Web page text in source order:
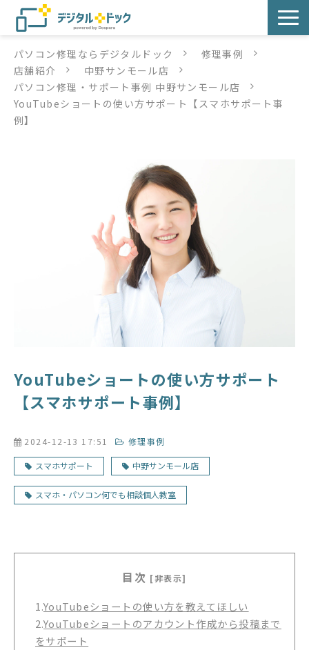
パソコン修理
サービス
パソコン修理ならデジタルドック
修理事例
店舗紹介
中野サンモール店
パソコン修理・サポート事例 中野サンモール店
YouTubeショートの使い方サポート【スマホサポート事
例】
YouTubeショートの使い方サポート
【スマホサポート事例】
2024-12-13 17:51 修理事例
スマホサポート 中野サンモール店
スマホ・パソコン何でも相談個人教室
目次 [非表示]
1.YouTubeショートの使い方を教えてほしい
2.YouTubeショートのアカウント作成から投稿まで
をサポート